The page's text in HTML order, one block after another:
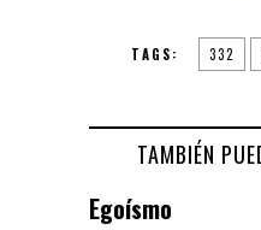
TAGS: 332
TAMBIÉN
Egoísmo